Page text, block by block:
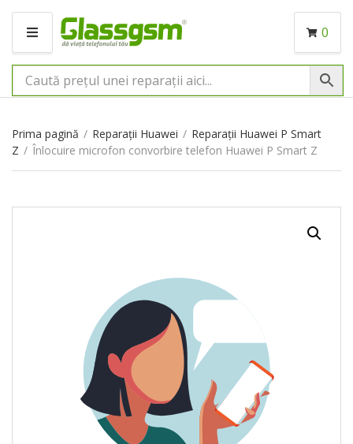
M
N
I
0
Prima pagină / Reparații Huawei / Reparații Huawei P Smart
Z / Înlocuire microfon convorbire telefon Huawei P Smart Z